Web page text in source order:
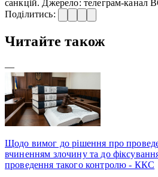
санкцій. Джерело: телеграм-канал
Поділитись:
Читайте також
—
Щодо вимог до рішення про
вчиненням злочину та до фіксування
проведення такого контролю - ККС